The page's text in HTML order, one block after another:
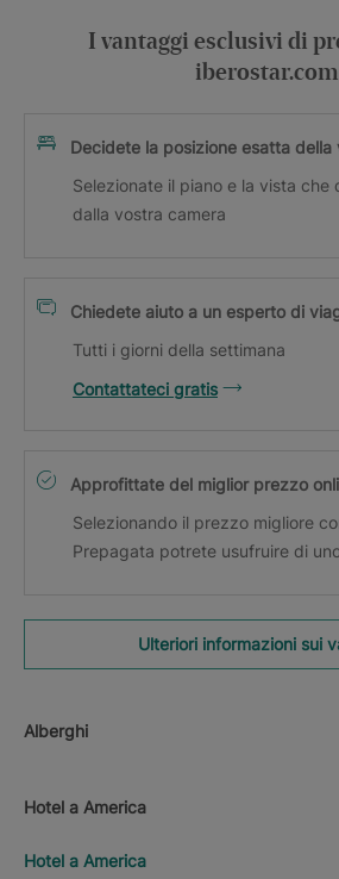
I vantaggi esclusivi di
iberostar.com
Decidete la posizione esatta della
Selezionate il piano e la vista che
dalla vostra camera
Chiedete aiuto a un esperto di
Tutti i giorni della settimana
Contattateci gratis
Approfittate del miglior prezzo
Selezionando il prezzo migliore
Prepagata potrete usufruire di
Ulteriori informazioni sui
Alberghi
Hotel a America
Hotel a America